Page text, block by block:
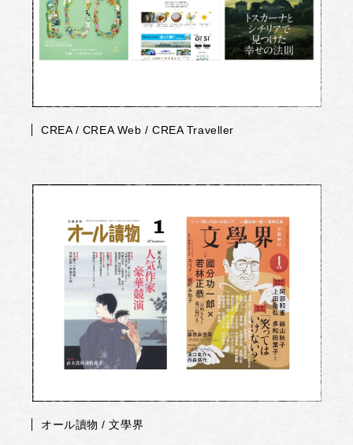
CREA / CREA Web / CREA Traveller
オール讀物 / 文學界